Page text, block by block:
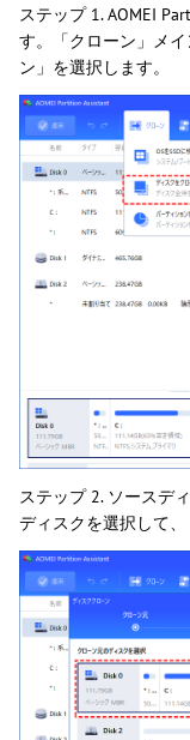
ステップ 1. AOMEI
す。「クローン」メ
ン」を選択します。
ステップ 2. ソースデ
ディスクを選択して、